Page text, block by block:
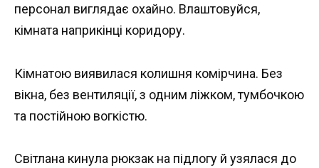
персонал виглядає охайно. Влаштовуйся,
кімната наприкінці коридору.
Кімнатою виявилася колишня комірчина. Без
вікна, без вентиляції, з одним ліжком, тумбочкою
та постійною вогкістю.
Світлана кинула рюкзак на підлогу й узялася до